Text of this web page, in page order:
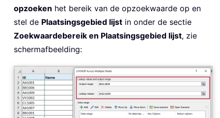
opzoeken het bereik van de opzoekwaarde op en
stel de Plaatsingsgebied lijst in onder de sectie
Zoekwaardebereik en Plaatsingsgebied lijst, zie
schermafbeelding: